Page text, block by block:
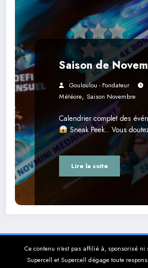
Saison de
Gouloulou - Fondateur
Météore, Saison Novembre
Calendrier complet des
Sneak Peek.. Vous
Lire la suite
Ce contenu n’est pas affilié à, sponsorisé
Supercell et Supercell dégage toute